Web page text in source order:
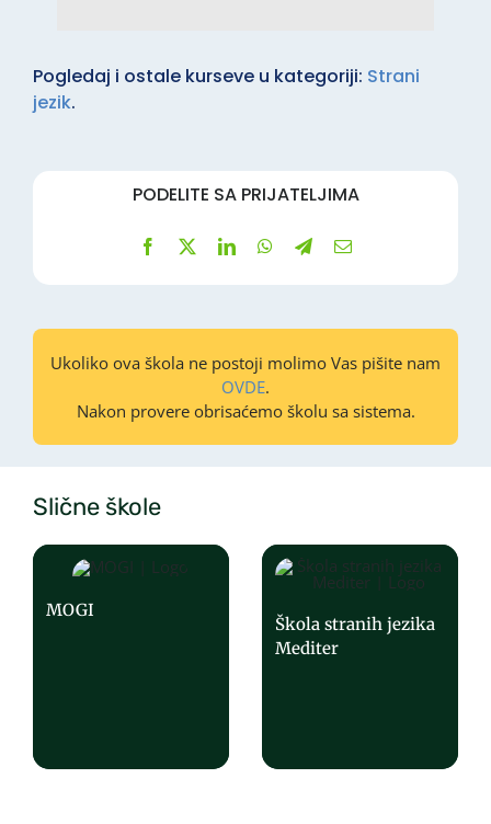
Pogledaj i ostale kurseve u kategoriji: Strani
jezik.
PODELITE SA PRIJATELJIMA
Ukoliko ova škola ne postoji molimo Vas pišite nam
OVDE.
Nakon provere obrisaćemo školu sa sistema.
Slične škole
MOGI
Škola stranih jezika
Mediter